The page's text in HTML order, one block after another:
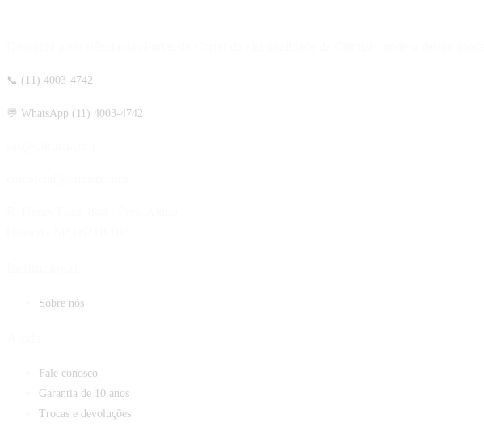
📞 (11) 4003-4742
💬 WhatsApp (11) 4003-4742
Sobre nós
Fale conosco
Garantia de 10 anos
Trocas e devoluções